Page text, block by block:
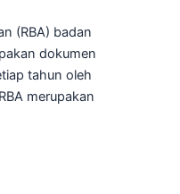
(RBA) badan
dokumen
tahun oleh
merupakan